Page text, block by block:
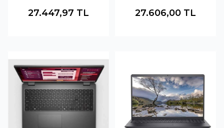
Core İ5 1235U 16Gb-
27.447,97 TL
Ram-512Gb Nvme-
27.606,00 TL